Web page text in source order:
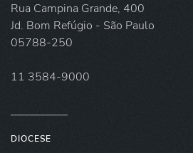
Rua Campina Grande, 400
Jd. Bom Refúgio - São Paulo
05788-250
11 3584-9000
DIOCESE